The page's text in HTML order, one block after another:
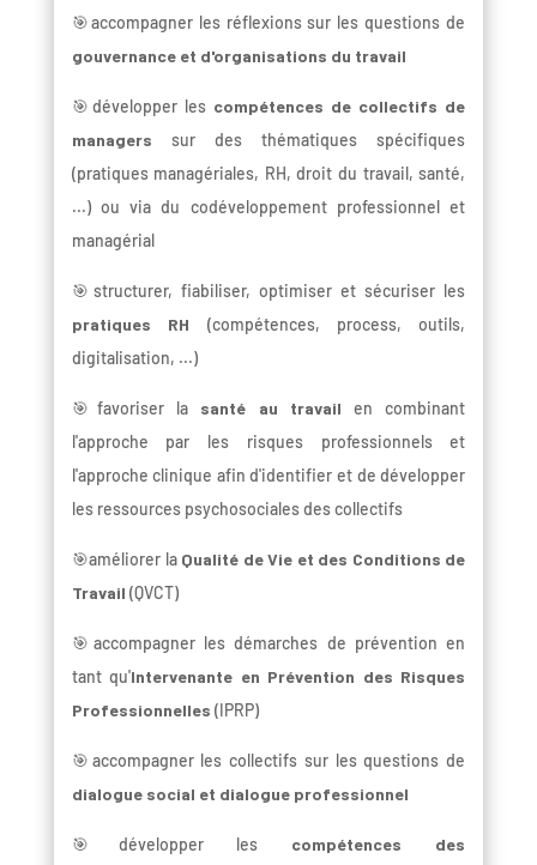
🎯accompagner les réflexions sur les questions de
gouvernance et d'organisations du travail
🎯développer les compétences de collectifs de
managers sur des thématiques spécifiques
(pratiques managériales, RH, droit du travail, santé,
...) ou via du codéveloppement professionnel et
managérial
🎯structurer, fiabiliser, optimiser et sécuriser les
pratiques RH (compétences, process, outils,
digitalisation, ...)
🎯favoriser la santé au travailen combinant
l'approche par les risques professionnels et
l'approche clinique afin d'identifier et de développer
les ressources psychosociales des collectifs
🎯améliorer la Qualité de Vie et des Conditions de
Travail (QVCT)
🎯accompagner les démarches de prévention en
tant qu'Intervenante en Prévention des Risques
Professionnelles (IPRP)
🎯accompagner les collectifs sur les questions de
dialogue social et dialogue professionnel
🎯développer les compétences des